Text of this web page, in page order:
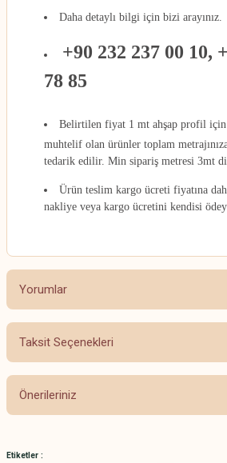
Daha detaylı bilgi için bizi arayınız.
+90 232 237 00 10,
78 85
Belirtilen fiyat 1 mt ahşap profil
muhtelif olan ürünler toplam
tedarik edilir. Min sipariş metresi 3mt
Ürün teslim kargo ücreti fiyatına
nakliye veya kargo ücretini kendisi
Yorumlar
Bu ürüne ilk yorumu siz
Taksit Seçenekleri
Önerileriniz
yetersiz gördüğünüz noktaları öneri formunu
Etiketler :